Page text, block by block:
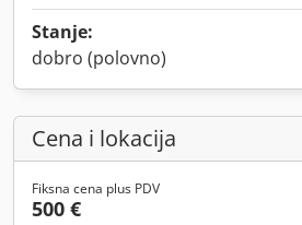
Stanje:
dobro (polovno)
Cena i lokacija
Fiksna cena plus PDV
500 €